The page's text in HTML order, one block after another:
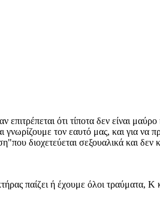
ότι τίποτα δεν είναι μαύρο
γνωρίζουμε τον εαυτό μας, και για να
διοχετεύεται σεξουαλικά και
παίζει ή έχουμε όλοι τραύματα,